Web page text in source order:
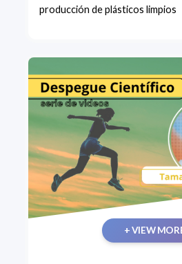
producción de plásticos limpios
+ VIEW